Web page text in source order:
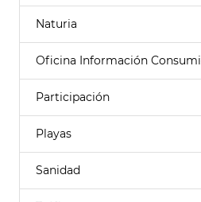
Naturia
Oficina Información
Participación
Playas
Sanidad